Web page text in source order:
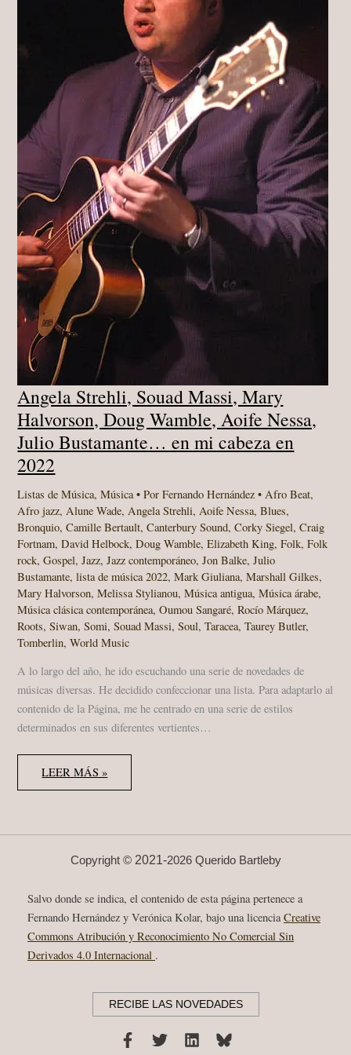
Angela Strehli, Souad Massi, Mary
Halvorson, Doug Wamble, Aoife Nessa,
Julio Bustamante… en mi cabeza en
2022
Listas de Música,Música• PorFernando Hernández•Afro Beat,
Afro jazz,Alune Wade,Angela Strehli,Aoife Nessa,Blues,
Bronquio,Camille Bertault,Canterbury Sound,Corky Siegel,Craig
Fortnam,David Helbock,Doug Wamble,Elizabeth King,Folk,Folk
rock,Gospel,Jazz,Jazz contemporáneo,Jon Balke,Julio
Bustamante,lista de música 2022,Mark Giuliana,Marshall Gilkes,
Mary Halvorson,Melissa Stylianou,Música antigua,Música árabe,
Música clásica contemporánea,Oumou Sangaré,Rocío Márquez,
Roots,Siwan,Somi,Souad Massi,Soul,Taracea,Taurey Butler,
Tomberlin,World Music
A lo largo del año, he ido escuchando una serie de novedades de
músicas diversas. He decidido confeccionar una lista. Para adaptarlo al
contenido de la Página, me he centrado en una serie de estilos
determinados en sus diferentes vertientes…
ANGELA
STREHLI,
SOUAD
DOUG
AOIFE
BUSTAMANTE…
EN
MI
CABEZA
EN
LEER MÁS »
Copyright © 2021-2026 Querido Bartleby
Salvo donde se indica, el contenido de esta página pertenece a
Fernando Hernández y Verónica Kolar, bajo una licencia Creative
Commons Atribución y Reconocimiento No Comercial Sin
Derivados 4.0 Internacional .
RECIBE LAS NOVEDADES